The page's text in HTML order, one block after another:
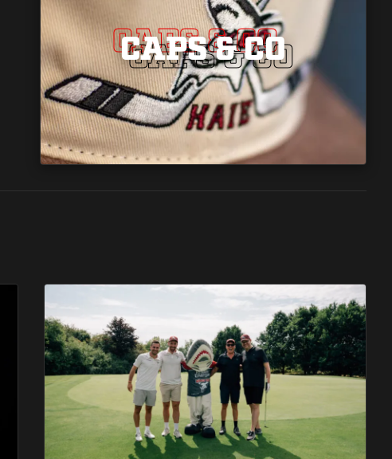
CAPS & CO
CAPS & CO
CAPS & CO